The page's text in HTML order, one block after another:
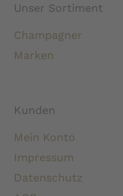
Unser Sortiment
Champagner
Marken
Kunden
Mein Konto
Impressum
Datenschutz